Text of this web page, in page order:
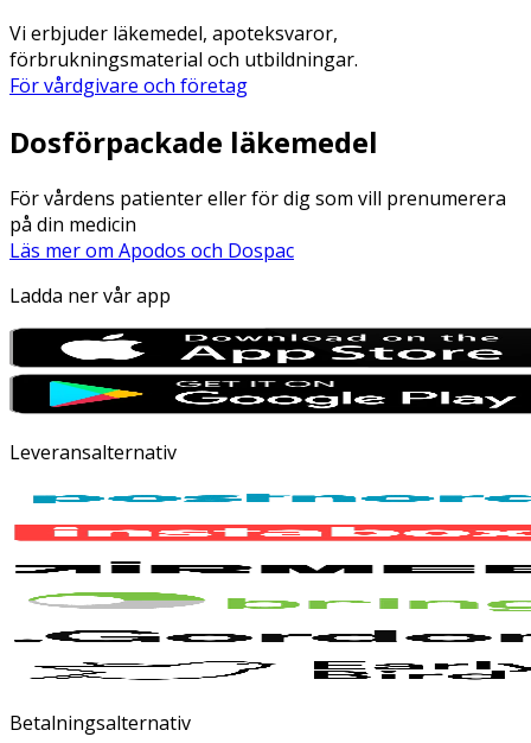
Vi erbjuder läkemedel, apoteksvaror,
förbrukningsmaterial och utbildningar.
För vårdgivare och företag
Dosförpackade läkemedel
För vårdens patienter eller för dig som vill prenumerera
på din medicin
Läs mer om Apodos och Dospac
Ladda ner vår app
Leveransalternativ
Betalningsalternativ